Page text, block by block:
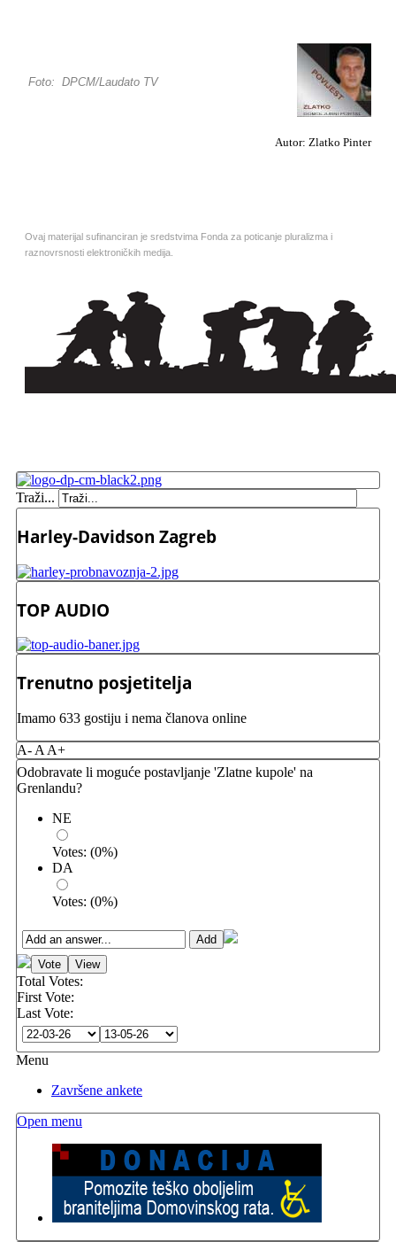
Foto: DPCM/Laudato TV
Autor: Zlatko Pinter
Ovaj materijal sufinanciran je sredstvima Fonda za poticanje pluralizma i
raznovrsnosti elektroničkih medija.
Traži...
Harley-Davidson Zagreb
TOP AUDIO
Trenutno posjetitelja
Imamo 633 gostiju i nema članova online
A- A A+
Odobravate li moguće postavljanje 'Zlatne kupole' na
Grenlandu?
NE
Votes: (0%)
DA
Votes: (0%)
Total Votes:
First Vote:
Last Vote:
Menu
Završene ankete
Open menu